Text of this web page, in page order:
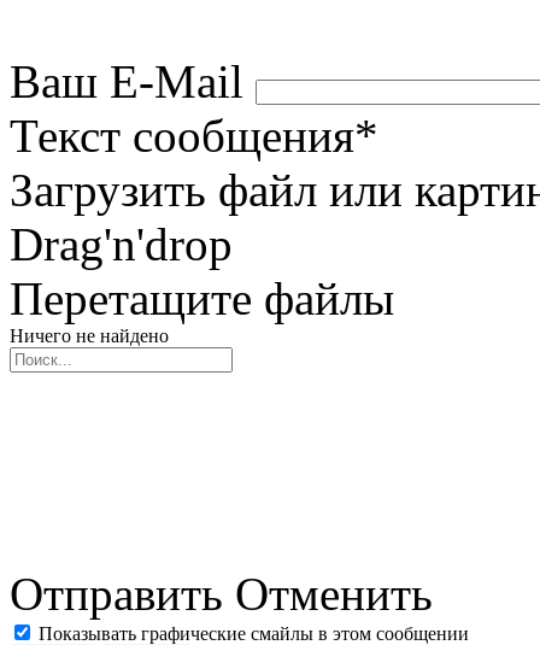
Ваш E-Mail
Текст сообщения*
Загрузить файл или
Drag'n'drop
Перетащите файлы
Ничего не найдено
Отправить Отменить
Показывать графические смайлы в этом сообщении